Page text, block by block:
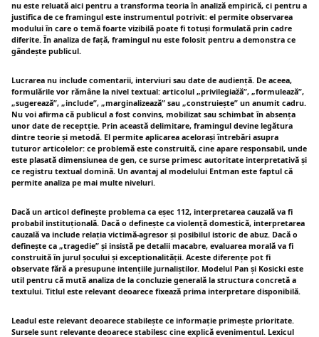
nu este reluată aici pentru a transforma teoria în analiză empirică, ci pentru a
justifica de ce framingul este instrumentul potrivit: el permite observarea
modului în care o temă foarte vizibilă poate fi totuși formulată prin cadre
diferite. În analiza de față, framingul nu este folosit pentru a demonstra ce
gândește publicul.
Lucrarea nu include comentarii, interviuri sau date de audiență. De aceea,
formulările vor rămâne la nivel textual: articolul „privilegiažă”, „formulează”,
„sugerează”, „include”, „marginalizează” sau „construiește” un anumit cadru.
Nu voi afirma că publicul a fost convins, mobilizat sau schimbat în absența
unor date de receptție. Prin această delimitare, framingul devine legătura
dintre teorie și metodă. El permite aplicarea acelorași întrebări asupra
tuturor articolelor: ce problemă este construită, cine apare responsabil, unde
este plasată dimensiunea de gen, ce surse primesc autoritate interpretativă și
ce registru textual domină. Un avantaj al modelului Entman este faptul că
permite analiza pe mai multe niveluri.
Dacă un articol definește problema ca eșec 112, interpretarea cauzală va fi
probabil instituțională. Dacă o definește ca violență domestică, interpretarea
cauzală va include relația victimă-agresor și posibilul istoric de abuz. Dacă o
definește ca „tragedie” și insistă pe detalii macabre, evaluarea morală va fi
construită în jurul șocului și exceptionalității. Aceste diferențe pot fi
observate fără a presupune intențiile jurnaliștilor. Modelul Pan și Kosicki este
util pentru că mută analiza de la concluzie generală la structura concretă a
textului. Titlul este relevant deoarece fixează prima interpretare disponibilă.
Leadul este relevant deoarece stabilește ce informație primește prioritate.
Sursele sunt relevante deoarece stabilesc cine explică evenimentul. Lexicul